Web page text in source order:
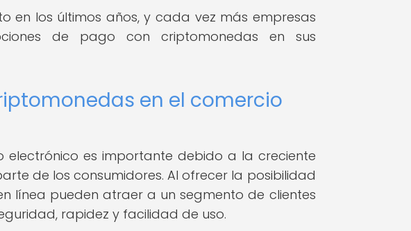
en los últimos años, y cada vez más empresas
de pago con criptomonedas en sus
en el comercio
es importante debido a la creciente
de los consumidores. Al ofrecer la posibilidad
línea pueden atraer a un segmento de clientes
rapidez y facilidad de uso.